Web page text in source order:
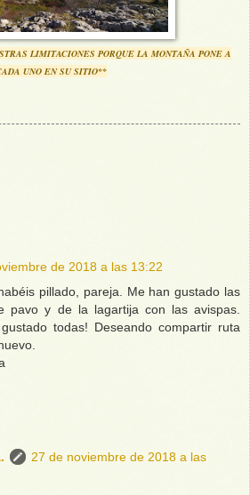
LIMITACIONES PORQUE LA MONTAÑA PONE A
UNO EN SU SITIO**
de 2018 a las 13:22
pillado, pareja. Me han gustado las
pavo y de la lagartija con las avispas.
todas! Deseando compartir ruta
27 de noviembre de 2018 a las